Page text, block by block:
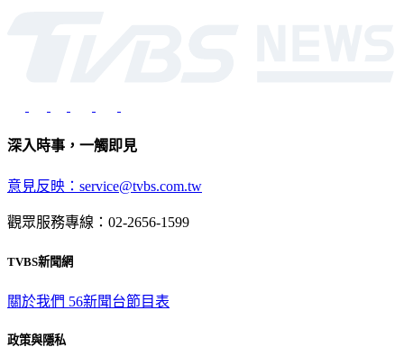
深入時事，一觸即見
意見反映：service@tvbs.com.tw
觀眾服務專線：02-2656-1599
TVBS新聞網
關於我們 56新聞台節目表
政策與隱私